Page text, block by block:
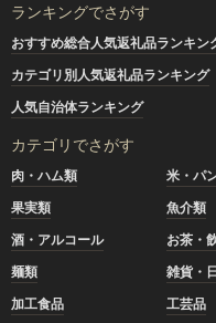
ランキングでさがす
おすすめ総合人気返礼品ランキン
カテゴリ別人気返礼品ランキング
人気自治体ランキング
カテゴリでさがす
肉・ハム類 米・パ
果実類
魚介類
酒・アルコール
お茶・
麺類
雑貨・
加工食品
工芸品